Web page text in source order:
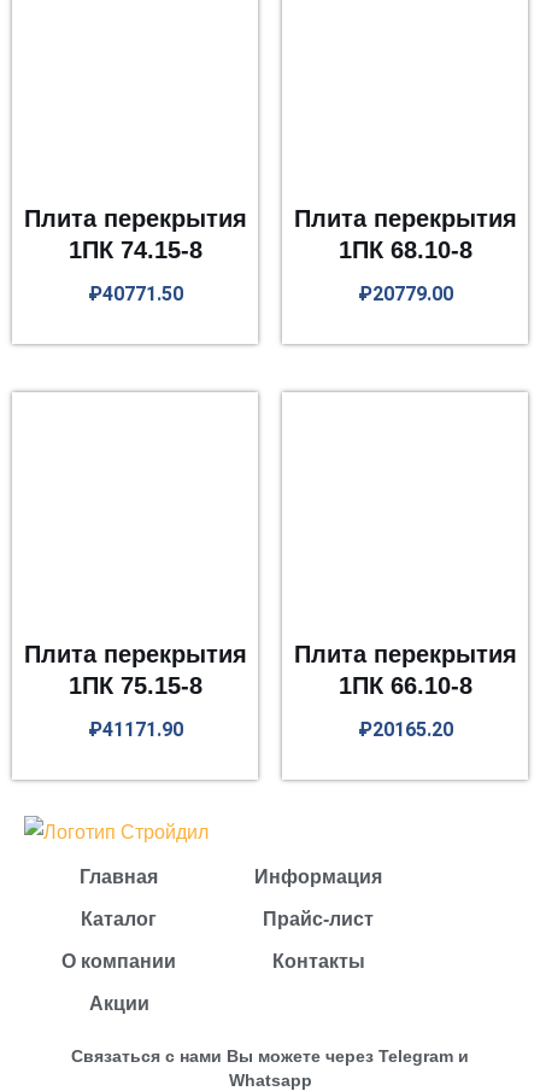
Плита перекрытия
1ПК 74.15-8
₽40771.50
Плита перекрытия
1ПК 68.10-8
₽20779.00
Плита перекрытия
1ПК 75.15-8
₽41171.90
Плита перекрытия
1ПК 66.10-8
₽20165.20
Главная
Каталог
О компании
Акции
Информация
Прайс-лист
Контакты
Связаться с нами Вы можете через Telegram и
Whatsapp